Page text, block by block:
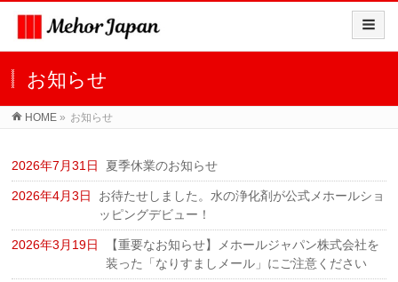
お知らせ
HOME » お知らせ
2026年7月31日 夏季休業のお知らせ
2026年4月3日
お待たせしました。水の浄化剤が公式メホールショ
ッピングデビュー！
2026年3月19日
【重要なお知らせ】メホールジャパン株式会社を
装った「なりすましメール」にご注意ください